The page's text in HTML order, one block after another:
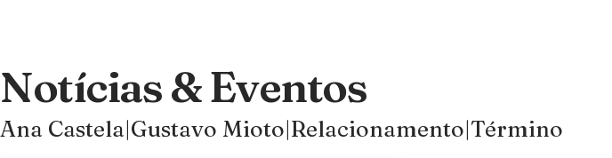
Notícias & Eventos
Ana Castela|Gustavo Mioto|Relacionamento|Término